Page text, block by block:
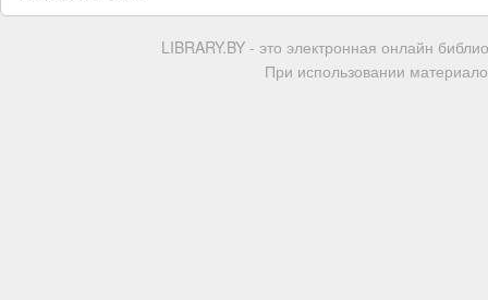
LIBRARY.BY - это электронная онлайн
При использовании